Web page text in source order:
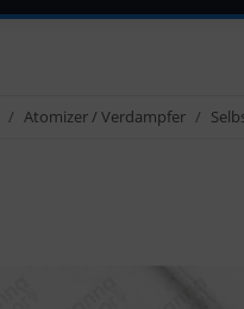
Atomizer / Verdampfer